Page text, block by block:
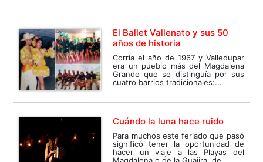
El Ballet Vallenato y sus 50
años de historia
Corría el año de 1967 y Valledupar
era un pueblo más del Magdalena
Grande que se distinguía por sus
cuatro barrios tradicionales:...
Cuándo la luna hace ruido
Para muchos este feriado que pasó
significó tener la oportunidad de
hacer un viaje a las Playas del